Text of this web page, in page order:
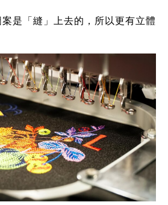
是「縫」上去的，所以更有立體